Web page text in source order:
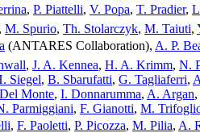
, P. Piattelli, V. Popa, T. Pradier,
M. Spurio, Th. Stolarczyk, M. Taiuti,
(ANTARES Collaboration), A. P.
, J. A. Kennea, H. A. Krimm, N.
Siegel, B. Sbarufatti, G. Tagliaferri,
Monte, I. Donnarumma, A. Argan,
Parmiggiani, F. Gianotti, M.
, F. Paoletti, P. Picozza, M. Pilia, A.